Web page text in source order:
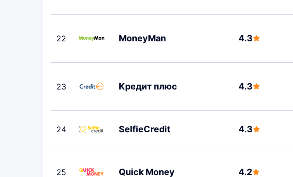
22 MoneyMan 4.3
23 Кредит плюс 4.3
24 SelfieCredit 4.3
25 Quick Money 4.2